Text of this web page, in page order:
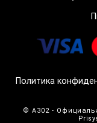
Политика
© A302 -